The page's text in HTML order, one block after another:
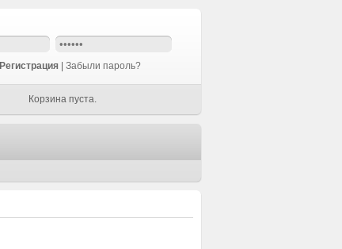
Регистрация Забыли пароль?
Корзина пуста.